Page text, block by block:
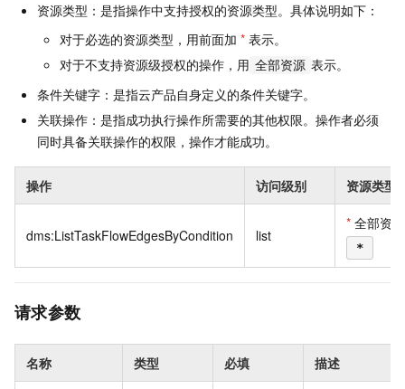
资源类型：是指操作中支持授权的资源类型。具体说明如下：
对于必选的资源类型，用前面加 * 表示。
对于不支持资源级授权的操作，用 全部资源 表示。
条件关键字：是指云产品自身定义的条件关键字。
关联操作：是指成功执行操作所需要的其他权限。操作者必须
同时具备关联操作的权限，操作才能成功。
操作 访问级别 资源类型
dms:ListTaskFlowEdgesByCondition list
* 全部资源
*
请求参数
名称 类型 必填 描述